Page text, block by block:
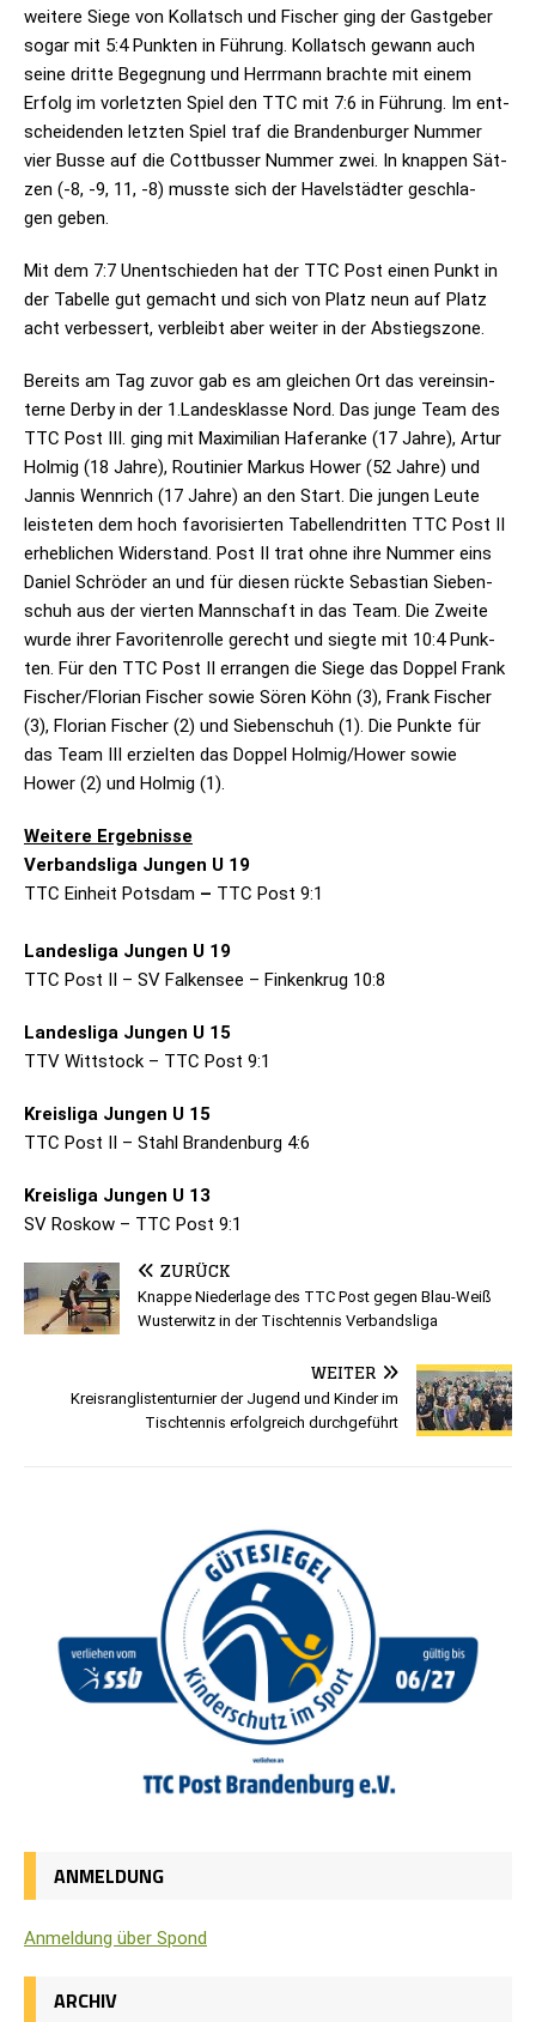
wei­tere Siege von Kol­latsch und Fischer ging der Gast­ge­ber
sogar mit 5:4 Punk­ten in Füh­rung. Kol­latsch gewann auch
seine dritte Begeg­nung und Herr­mann brachte mit einem
Erfolg im vor­letz­ten Spiel den TTC mit 7:6 in Füh­rung. Im ent­
schei­den­den letz­ten Spiel traf die Bran­den­bur­ger Num­mer
vier Busse auf die Cott­bus­ser Num­mer zwei. In knap­pen Sät­
zen (-8, ‑9, 11, ‑8) musste sich der Havel­städ­ter geschla­
gen geben.
Mit dem 7:7 Unent­schie­den hat der TTC Post einen Punkt in
der Tabelle gut gemacht und sich von Platz neun auf Platz
acht ver­bes­sert, ver­bleibt aber wei­ter in der Abstiegszone.
Bereits am Tag zuvor gab es am glei­chen Ort das ver­eins­in­
terne Derby in der 1.Landesklasse Nord. Das junge Team des
TTC Post III. ging mit Maxi­mi­lian Hafer­anke (17 Jahre), Artur
Hol­mig (18 Jahre), Rou­ti­nier Mar­kus Hower (52 Jahre) und
Jan­nis Wenn­rich (17 Jahre) an den Start. Die jun­gen Leute
leis­te­ten dem hoch favo­ri­sier­ten Tabel­len­drit­ten TTC Post II
erheb­li­chen Wider­stand. Post II trat ohne ihre Num­mer eins
Daniel Schrö­der an und für die­sen rückte Sebas­tian Sie­ben­
schuh aus der vier­ten Mann­schaft in das Team. Die Zweite
wurde ihrer Favo­ri­ten­rolle gerecht und siegte mit 10:4 Punk­
ten. Für den TTC Post II erran­gen die Siege das Dop­pel Frank
Fischer/Florian Fischer sowie Sören Köhn (3), Frank Fischer
(3), Flo­rian Fischer (2) und Sie­ben­schuh (1). Die Punkte für
das Team III erziel­ten das Dop­pel Holmig/Hower sowie
Hower (2) und Hol­mig (1).
Wei­tere Ergeb­nisse
Ver­bands­liga Jun­gen U 19
TTC Ein­heit Pots­dam – TTC Post 9:1
Lan­des­liga Jun­gen U 19
TTC Post II – SV Fal­ken­see – Fin­ken­krug 10:8
Lan­des­liga Jun­gen U 15
TTV Witt­stock – TTC Post 9:1
Kreis­liga Jun­gen U 15
TTC Post II – Stahl Bran­den­burg 4:6
Kreis­liga Jun­gen U 13
SV Ros­kow – TTC Post 9:1
ZURÜCK
Knappe Niederlage des TTC Post gegen Blau-Weiß
Wusterwitz in der Tischtennis Verbandsliga
WEITER
Kreisranglistenturnier der Jugend und Kinder im
Tischtennis erfolgreich durchgeführt
ANMELDUNG
Anmel­dung über Spond
ARCHIV